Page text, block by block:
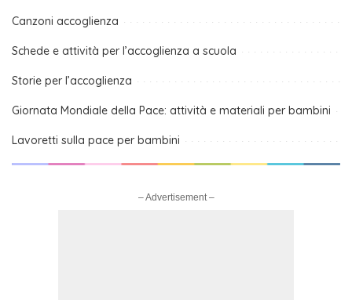
Canzoni accoglienza
Schede e attività per l’accoglienza a scuola
Storie per l’accoglienza
Giornata Mondiale della Pace: attività e materiali per bambini
Lavoretti sulla pace per bambini
– Advertisement –